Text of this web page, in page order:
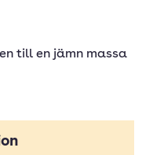
till en jämn massa